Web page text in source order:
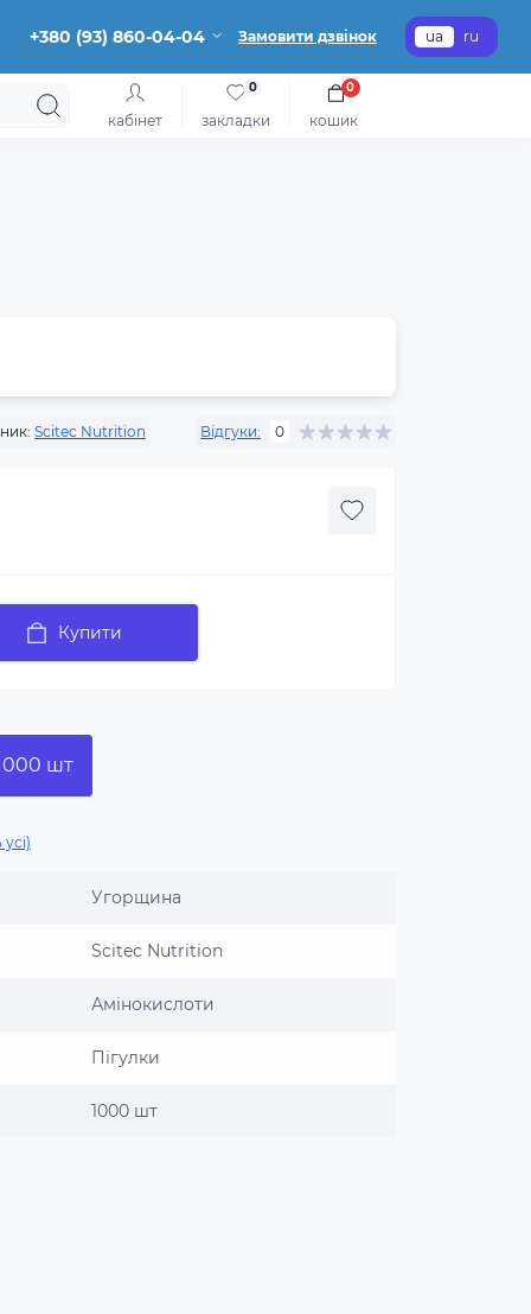
+380 (93) 860-04-04 Замовити дзвінок ua ru
кабінет закладки
0
кошик
0
Scitec Nutrition Відгуки: 0
Купити
шт
Угорщина
Scitec Nutrition
Амінокислоти
Пігулки
1000 шт